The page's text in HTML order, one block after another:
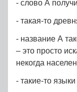
- слово А
- такая-то
- название А
– это просто
некогда
- такие-то